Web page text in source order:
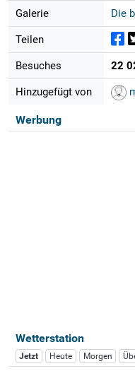
Galerie Die
Teilen
Besuches 22
Hinzugefügt von
Werbung
Wetterstation
Jetzt Heute Morgen